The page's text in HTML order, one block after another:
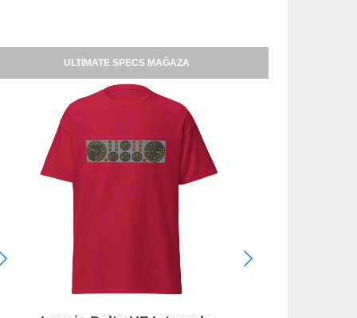
ULTIMATE SPECS MAĞAZA